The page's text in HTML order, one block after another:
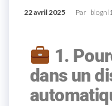
22 avril 2025 Par blognl1
1.
dans un